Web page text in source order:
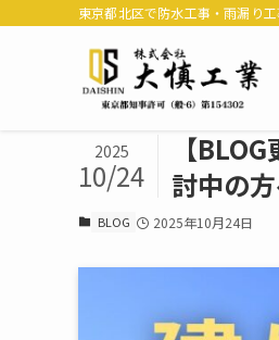
東京都北区で防水工事・雨漏り
【
討中の
2025
10/24
BLOG 2025年10月24日